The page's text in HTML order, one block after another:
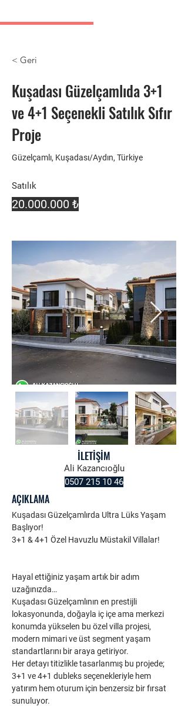
< Geri
Kuşadası Güzelçamlıda 3+1
ve 4+1 Seçenekli Satılık Sıfır
Proje
Güzelçamlı, Kuşadası/Aydın, Türkiye
Satılık
20.000.000 ₺
Ali Kazancıoğlu
0507 215 10 46
AÇIKLAMA
Kuşadası Güzelçamlırda Ultra Lüks Yaşam
Başlıyor!
3+1 & 4+1 Özel Havuzlu Müstakil Villalar!
Hayal ettiğiniz yaşam artık bir adım
uzağınızda…
Kuşadası Güzelçamlının en prestijli
lokasyonunda, doğayla iç içe ama merkezi
konumda yükselen bu özel villa projesi,
modern mimari ve üst segment yaşam
standartlarını bir araya getiriyor.
Her detayı titizlikle tasarlanmış bu projede;
3+1 ve 4+1 dubleks seçenekleriyle hem
yatırım hem oturum için benzersiz bir fırsat
sunuluyor.
İLETİŞİM